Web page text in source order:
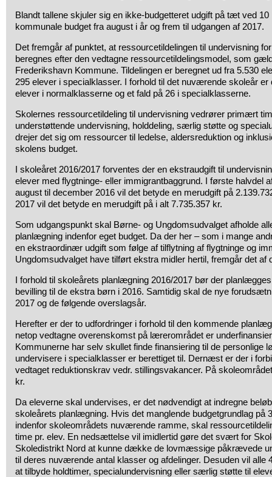
Blandt tallene skjuler sig en ikke-budgetteret udgift på tæt ved
kommunale budget fra august i år og frem til udgangen af 2017.
Det fremgår af punktet, at ressourcetildelingen til undervisning
beregnes efter den vedtagne ressourcetildelingsmodel, som
Frederikshavn Kommune. Tildelingen er beregnet ud fra 5.530
295 elever i specialklasser. I forhold til det nuværende skoleår er
elever i normalklasserne og et fald på 26 i specialklasserne.
Skolernes ressourcetildeling til undervisning vedrører primært
understøttende undervisning, holddeling, særlig støtte og
drejer det sig om ressourcer til ledelse, aldersreduktion og
skolens budget.
I skoleåret 2016/2017 forventes der en ekstraudgift til
elever med flygtninge- eller immigrantbaggrund. I første halvdel
august til december 2016 vil det betyde en merudgift på
2017 vil det betyde en merudgift på i alt 7.735.357 kr.
Som udgangspunkt skal Børne- og Ungdomsudvalget afholde
planlægning indenfor eget budget. Da der her – som i mange
en ekstraordinær udgift som følge af tilflytning af flygtninge og
Ungdomsudvalget have tilført ekstra midler hertil, fremgår det af
I forhold til skoleårets planlægning 2016/2017 bør der
bevilling til de ekstra børn i 2016. Samtidig skal de nye
2017 og de følgende overslagsår.
Herefter er der to udfordringer i forhold til den kommende
netop vedtagne overenskomst på lærerområdet er
Kommunerne har selv skullet finde finansiering til de
undervisere i specialklasser er berettiget til. Dernæst er der i
vedtaget reduktionskrav vedr. stillingsvakancer. På
kr.
Da eleverne skal undervises, er det nødvendigt at indregne
skoleårets planlægning. Hvis det manglende budgetgrundlag på
indenfor skoleområdets nuværende ramme, skal
time pr. elev. En nedsættelse vil imidlertid gøre det svært for
Skoledistrikt Nord at kunne dække de lovmæssige påkrævede
til deres nuværende antal klasser og afdelinger. Desuden vil alle
at tilbyde holdtimer, specialundervisning eller særlig støtte til